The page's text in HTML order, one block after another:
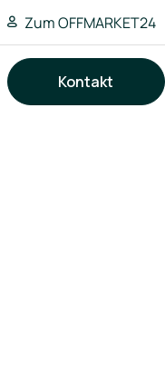
Zum OFFMARKET24
Kontakt